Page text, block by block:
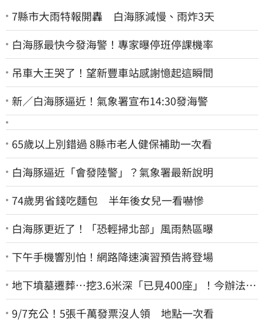
7縣市大雨特報開轟 白海豚減慢、雨炸3天
白海豚最快今發海警！專家曝停班停課機率
吊車大王哭了！望新豐車站感謝憶起這瞬間
新／白海豚逼近！氣象署宣布14:30發海警
65歲以上別錯過 8縣市老人健保補助一次看
白海豚逼近「會發陸警」？氣象署最新說明
74歲男省錢吃麵包 半年後女兒一看嚇慘
白海豚更近了！「恐輕掃北部」風雨熱區曝
下午手機響別怕！網路降速演習預告將登場
地下墳墓遷葬…挖3.6米深「已見400座」！今辦法會
安撫祖先
9/7充公！5張千萬發票沒人領 地點一次看